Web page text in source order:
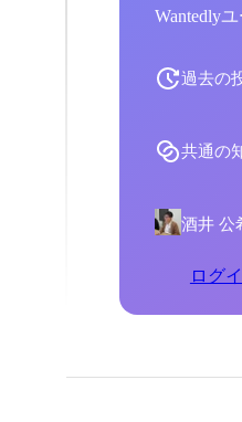
Wantedly
過去の
共通の
酒井 公
ログ